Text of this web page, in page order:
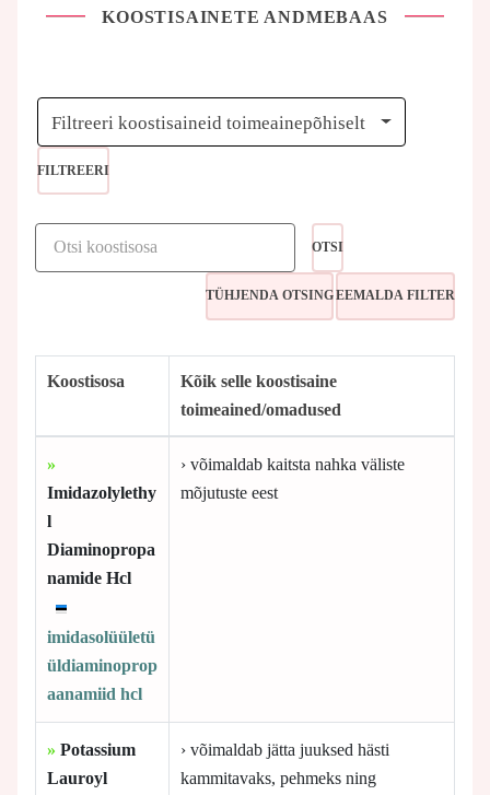
KOOSTISAINETE ANDMEBAAS
Filtreeri koostisaineid toimeainepõhiselt
FILTREERI
OTSI
Koostisosa
Kõik selle koostisaine
toimeained/omadused
»
Imidazolylethy
l
Diaminopropa
namide Hcl
imidasolüületü
üldiaminoprop
aanamiid hcl
› võimaldab kaitsta nahka väliste
mõjutuste eest
» Potassium
Lauroyl
› võimaldab jätta juuksed hästi
kammitavaks, pehmeks ning